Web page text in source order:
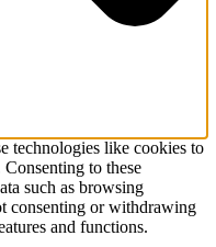
technologies like cookies to
to these
such as browsing
consenting or withdrawing
and functions.